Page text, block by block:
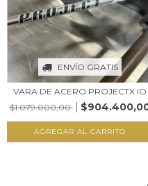
ENVÍO GRATIS
VARA DE ACERO PROJECTX IO
$1.079.000,00
AGREGAR AL CARRITO